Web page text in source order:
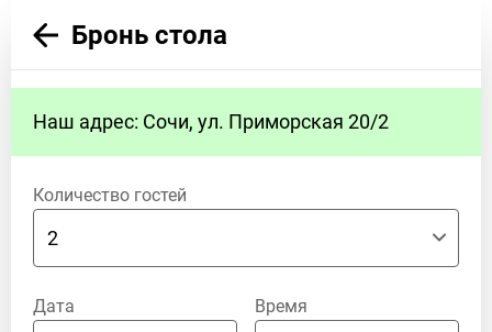
Бронь стола
Наш адрес: Сочи, ул. Приморская 20/2
Количество гостей
Дата Время